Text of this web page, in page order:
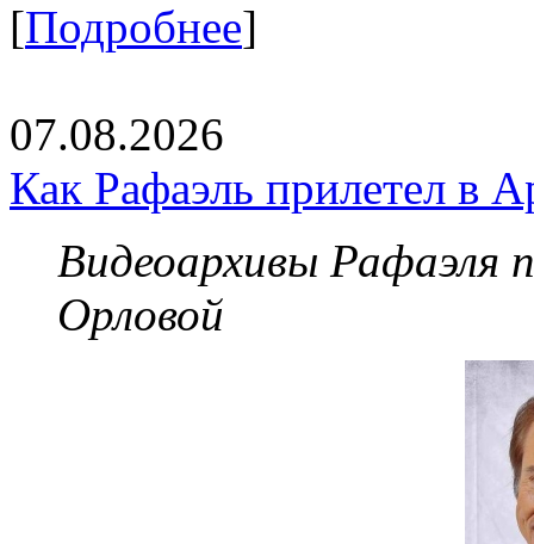
[Подробнее]
07.08.2026
Как Рафаэль прилетел в
Видеоархивы Рафаэля
Орловой